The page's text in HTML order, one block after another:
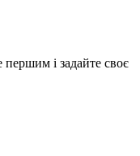
і задайте своє